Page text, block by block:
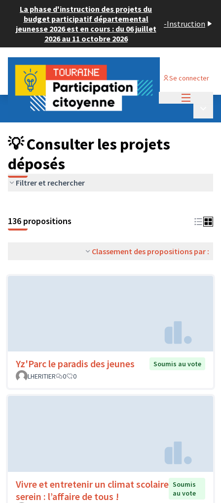
La phase d'instruction des projets du
budget participatif départemental
jeunesse 2026 est en cours : du 06 juillet
2026 au 11 octobre 2026
-Instruction
Se connecter
Budget Participatif JEUNESSE 2024
💡 Consulter les projets déposés
💡 Consulter les projets
déposés
Filtrer et rechercher
136 propositions
Classement des propositions par :
Yz'Parc le paradis des jeunes
Soumis au vote
LHERITIER
0 0
Vivre et entretenir un climat scolaire
serein : l’affaire de tous !
Soumis
au vote